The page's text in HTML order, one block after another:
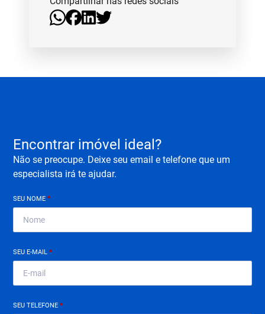
Encontrar imóvel ideal?
Não se preocupe. Deixe seu email e telefone que um
especialista irá te ajudar.
SEU NOME*
SEU E-MAIL*
SEU TELEFONE*